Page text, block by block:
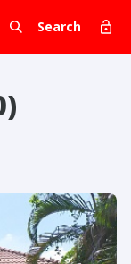
Search